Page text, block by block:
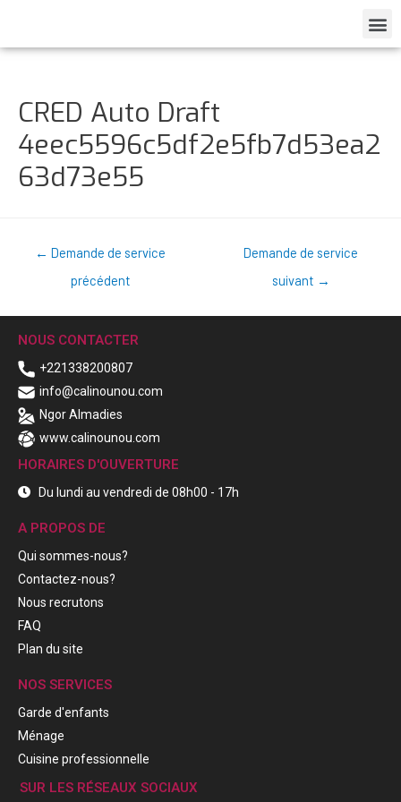
CRED Auto Draft
4eec5596c5df2e5fb7d53ea2
63d73e55
← Demande de service
précédent
Demande de service
suivant →
NOUS CONTACTER
+221338200807
info@calinounou.com
Ngor Almadies
www.calinounou.com
HORAIRES D'OUVERTURE
Du lundi au vendredi de 08h00 - 17h
A PROPOS DE
Qui sommes-nous?
Contactez-nous?
Nous recrutons
FAQ
Plan du site
NOS SERVICES
Garde d'enfants
Ménage
Cuisine professionnelle
SUR LES RÉSEAUX SOCIAUX